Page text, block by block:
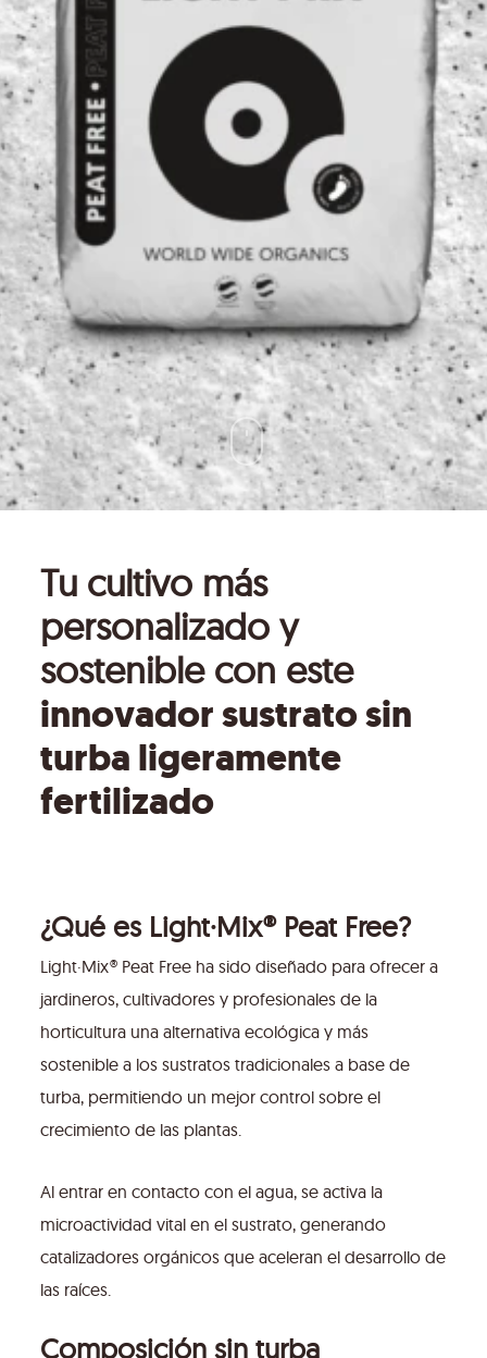
Tu cultivo más
personalizado y
sostenible con este
innovador sustrato sin
turba ligeramente
fertilizado
¿Qué es Light·Mix® Peat Free?
Light·Mix® Peat Free ha sido diseñado para ofrecer a
jardineros, cultivadores y profesionales de la
horticultura una alternativa ecológica y más
sostenible a los sustratos tradicionales a base de
turba, permitiendo un mejor control sobre el
crecimiento de las plantas.
Al entrar en contacto con el agua, se activa la
microactividad vital en el sustrato, generando
catalizadores orgánicos que aceleran el desarrollo de
las raíces.
Composición sin turba